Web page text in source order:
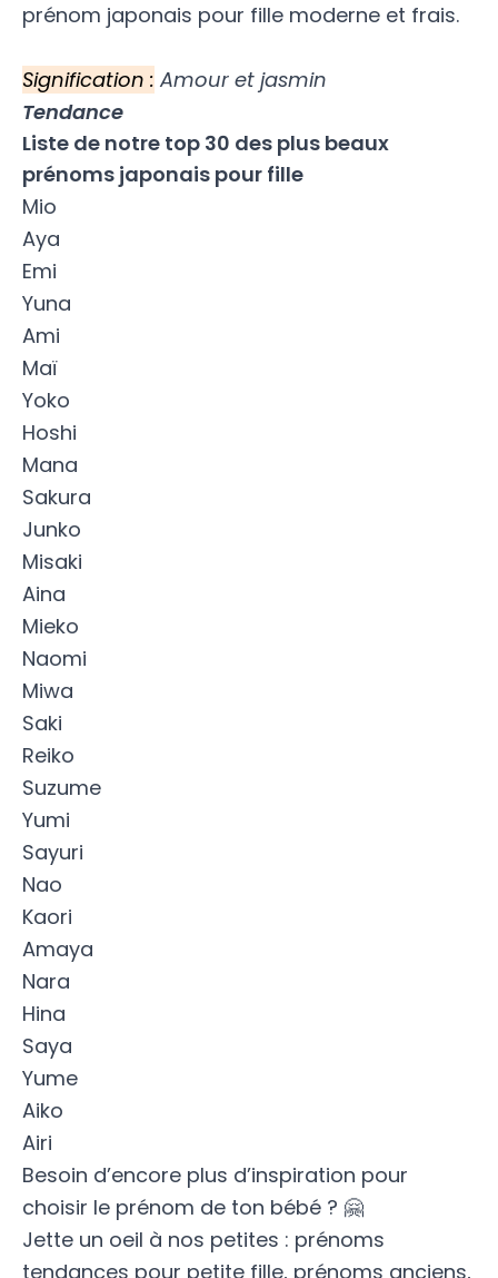
prénom japonais pour fille moderne et frais.
Signification : Amour et jasmin
Tendance
Liste de notre top 30 des plus beaux
prénoms japonais pour fille
Mio
Aya
Emi
Yuna
Ami
Maï
Yoko
Hoshi
Mana
Sakura
Junko
Misaki
Aina
Mieko
Naomi
Miwa
Saki
Reiko
Suzume
Yumi
Sayuri
Nao
Kaori
Amaya
Nara
Hina
Saya
Yume
Aiko
Airi
Besoin d’encore plus d’inspiration pour
choisir le prénom de ton bébé ? 🤗
Jette un oeil à nos petites : prénoms
tendances pour petite fille, prénoms anciens,